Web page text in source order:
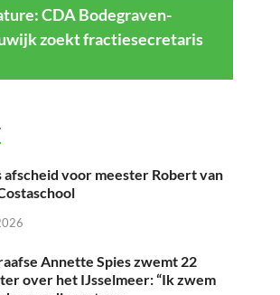
CDA Bodegraven-
zoekt fractiesecretaris
afscheid voor meester Robert van
Annette Spies zwemt 22
over het IJsselmeer: “Ik zwem